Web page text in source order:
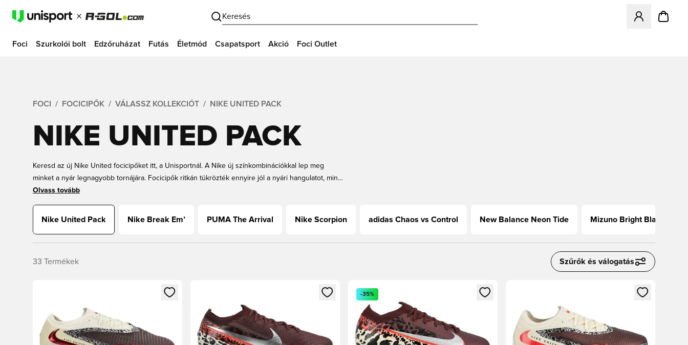
Keresés
Megnyit egy
Foci Szurkolói bolt Edzőruházat Futás Életmód Csapatsport Akció Foci Outlet
FOCI FOCICIPŐK VÁLASSZ KOLLEKCIÓT NIKE UNITED PACK
NIKE UNITED PACK
Keresd az új Nike United focicipőket itt, a Unisportnál. A Nike új színkombinációkkal lep meg
minket a nyár legnagyobb tornájára. Focicipők ritkán tükrözték ennyire jól a nyári hangulatot, mint
ezek az elektromos narancssárga United dizájnok, amelyek idén nyáron uralni fogják a pályákat.
Phantom GX vagy Luna közül választasz, és máris megrendelheted a Nike United cipőket a
Olvass tovább
Nike United Pack Nike Break Em’ PUMA The Arrival Nike Scorpion adidas Chaos vs Control New Balance Neon Tide Mizuno Bright Black
33 Termékek Szűrők és válogatás
Megnyit egy modált a bejelentkezéshez vagy a tagként való regisztrációhozMegnyit egy modált a bejelentkezéshez vagy a tagként való regisztrációhozMegnyit egy modált a bejelentkezéshez vagy a tagként való regisztrációhoz
-35%
Megnyit egy modált a bejelentkezéshez vagy a